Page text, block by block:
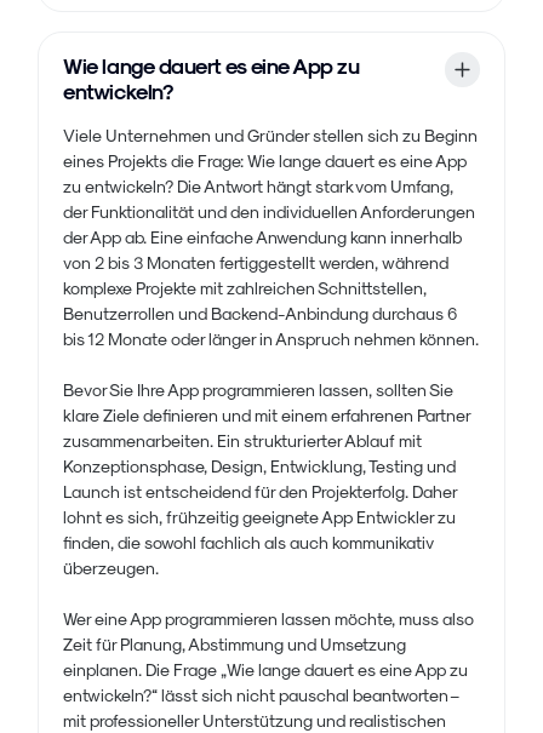
Wie lange dauert es eine App zu
entwickeln?
Viele Unternehmen und Gründer stellen sich zu Beginn
eines Projekts die Frage: Wie lange dauert es eine App
zu entwickeln? Die Antwort hängt stark vom Umfang,
der Funktionalität und den individuellen Anforderungen
der App ab. Eine einfache Anwendung kann innerhalb
von 2 bis 3 Monaten fertiggestellt werden, während
komplexe Projekte mit zahlreichen Schnittstellen,
Benutzerrollen und Backend-Anbindung durchaus 6
bis 12 Monate oder länger in Anspruch nehmen können.
Bevor Sie Ihre App programmieren lassen, sollten Sie
klare Ziele definieren und mit einem erfahrenen Partner
zusammenarbeiten. Ein strukturierter Ablauf mit
Konzeptionsphase, Design, Entwicklung, Testing und
Launch ist entscheidend für den Projekterfolg. Daher
lohnt es sich, frühzeitig geeignete App Entwickler zu
finden, die sowohl fachlich als auch kommunikativ
überzeugen.
Wer eine App programmieren lassen möchte, muss also
Zeit für Planung, Abstimmung und Umsetzung
einplanen. Die Frage „Wie lange dauert es eine App zu
entwickeln?“ lässt sich nicht pauschal beantworten –
mit professioneller Unterstützung und realistischen